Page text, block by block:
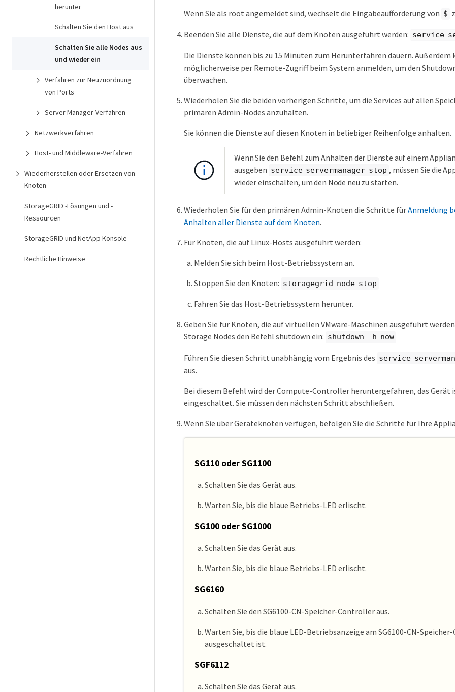
herunter
Schalten Sie den Host aus
Schalten Sie alle Nodes aus
und wieder ein
Verfahren zur Neuzuordnung
von Ports
Server Manager-Verfahren
Netzwerkverfahren
Host- und Middleware-Verfahren
Wiederherstellen oder Ersetzen von
Knoten
StorageGRID -Lösungen und -
Ressourcen
StorageGRID und NetApp Konsole
Rechtliche Hinweise
Wenn Sie als root angemeldet sind, wechselt die Eingabeaufforderung von $
Beenden Sie alle Dienste, die auf dem Knoten ausgeführt werden: service
Die Dienste können bis zu 15 Minuten zum Herunterfahren dauern. Außerdem
möglicherweise per Remote-Zugriff beim System anmelden, um den
überwachen.
Wiederholen Sie die beiden vorherigen Schritte, um die Services auf allen
primären Admin-Nodes anzuhalten.
Sie können die Dienste auf diesen Knoten in beliebiger Reihenfolge anhalten.
Wenn Sie den Befehl zum Anhalten der Dienste auf einem
ausgeben service servermanager stop , müssen Sie die
wieder einschalten, um den Node neu zu starten.
Wiederholen Sie für den primären Admin-Knoten die Schritte fürAnmeldung
Anhalten aller Dienste auf dem Knoten.
Für Knoten, die auf Linux-Hosts ausgeführt werden:
Melden Sie sich beim Host-Betriebssystem an.
Stoppen Sie den Knoten: storagegrid node stop
Fahren Sie das Host-Betriebssystem herunter.
Geben Sie für Knoten, die auf virtuellen VMware-Maschinen ausgeführt
Storage Nodes den Befehl shutdown ein: shutdown -h now
Führen Sie diesen Schritt unabhängig vom Ergebnis des service
aus.
Bei diesem Befehl wird der Compute-Controller heruntergefahren, das Gerät
eingeschaltet. Sie müssen den nächsten Schritt abschließen.
Wenn Sie über Geräteknoten verfügen, befolgen Sie die Schritte für Ihre
SG110 oder SG1100
Schalten Sie das Gerät aus.
Warten Sie, bis die blaue Betriebs-LED erlischt.
SG100 oder SG1000
Schalten Sie das Gerät aus.
Warten Sie, bis die blaue Betriebs-LED erlischt.
SG6160
Schalten Sie den SG6100-CN-Speicher-Controller aus.
Warten Sie, bis die blaue LED-Betriebsanzeige am SG6100-CN-
ausgeschaltet ist.
SGF6112
Schalten Sie das Gerät aus.